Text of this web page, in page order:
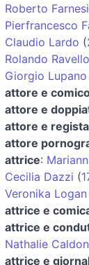
Roberto Farnesi
Pierfrancesco
Claudio Lardo (
Rolando Ravello
Giorgio Lupano
attore e
attore e
attore e regista
attore
attrice:
Cecilia Dazzi (
Veronika Logan
attrice e
attrice e
Nathalie
attrice e